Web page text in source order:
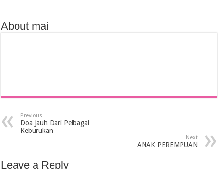
About mai
Previous
Doa Jauh Dari Pelbagai
Keburukan
Next
ANAK PEREMPUAN
Leave a Reply